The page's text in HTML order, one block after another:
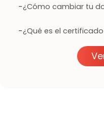
-¿Cómo cambiar tu
-¿Qué es el